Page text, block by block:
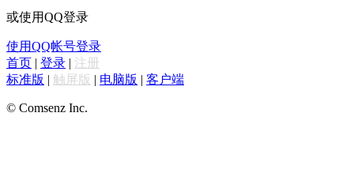
或使用QQ登录
使用QQ帐号登录
首页 | 登录 | 注册
标准版 | 触屏版 | 电脑版 | 客户端
© Comsenz Inc.